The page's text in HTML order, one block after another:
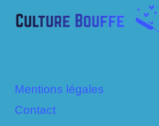
Mentions légales
Contact